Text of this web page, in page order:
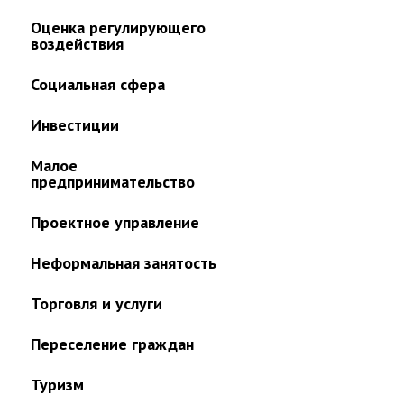
октябрь 2025 г.
сентябрь 2025 г.
август 2025 г.
июнь 2025 г.
апрель 2025 г.
январь 2025 г.
Администрация
СТРУКТУРА
Оценка регулирующего
воздействия
Социальная сфера
Инвестиции
Малое
предпринимательство
Проектное управление
Неформальная занятость
Торговля и услуги
Переселение граждан
Туризм